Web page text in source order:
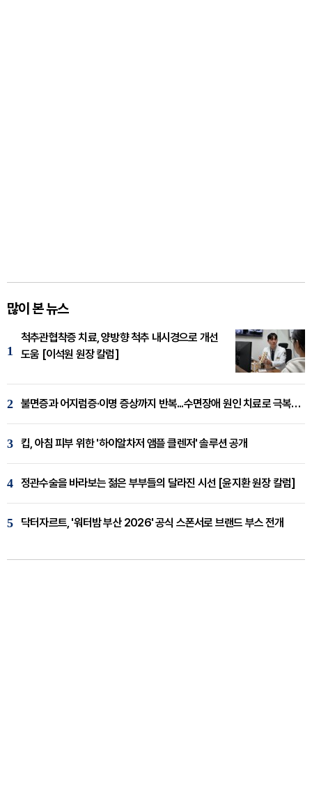
많이 본 뉴스
1
척추관협착증 치료, 양방향 척추 내시경으로 개선
도움 [이석원 원장 칼럼]
2 불면증과 어지럼증·이명 증상까지 반복...수면장애 원인 치료로 극복해야
3 킵, 아침 피부 위한 '하이알차저 앰플 클렌저' 솔루션 공개
4 정관수술을 바라보는 젊은 부부들의 달라진 시선 [윤지환 원장 칼럼]
5 닥터자르트, '워터밤 부산 2026' 공식 스폰서로 브랜드 부스 전개